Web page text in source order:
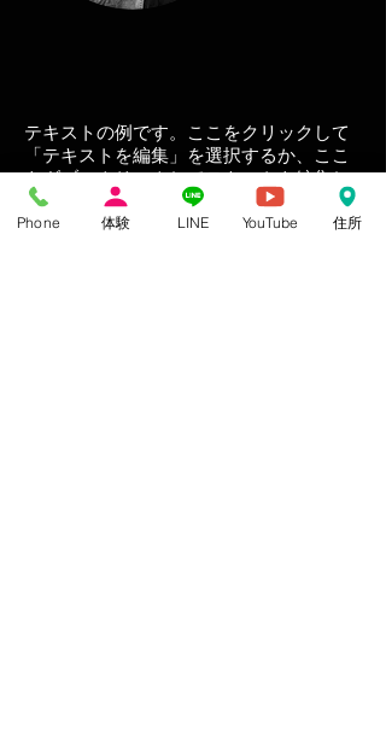
テキストの例です。ここをクリックして
「テキストを編集」を選択するか、ここ
をダブルクリックしてテキストを編集し
てください。
Phone 体験 LINE YouTube 住所